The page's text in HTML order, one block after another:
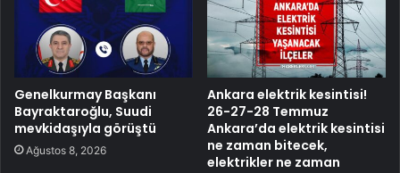
Genelkurmay Başkanı
Bayraktaroğlu, Suudi
mevkidaşıyla görüştü
Ağustos 8, 2026
Ankara elektrik kesintisi!
26-27-28 Temmuz
Ankara’da elektrik kesintisi
ne zaman bitecek,
elektrikler ne zaman